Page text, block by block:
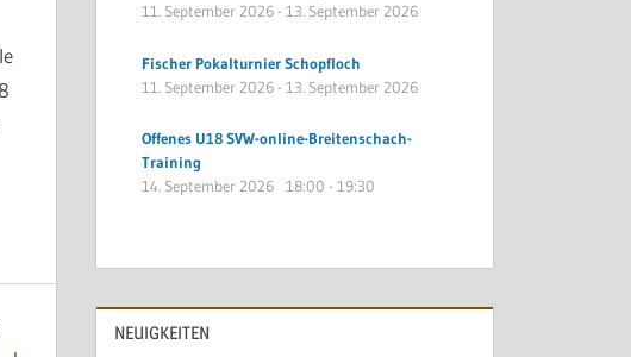
11. September 2026-13. September 2026
Fischer Pokalturnier Schopfloch
11. September 2026-13. September 2026
Offenes U18 SVW-online-Breitenschach-
Training
14. September 2026
18:00 -19:30
NEUIGKEITEN